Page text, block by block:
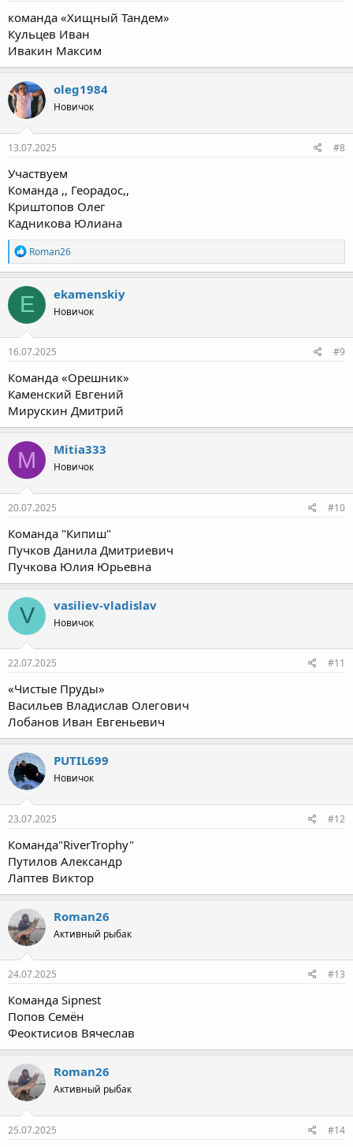
команда «Хищный Тандем»
Кульцев Иван
Ивакин Максим
oleg1984
Новичок
13.07.2025 #8
Участвуем
Команда ,, Георадос,,
Криштопов Олег
Кадникова Юлиана
Р
е
а
к
ц
и
и
:
Roman26
E ekamenskiy
Новичок
16.07.2025 #9
Команда «Орешник»
Каменский Евгений
Мирускин Дмитрий
M Mitia333
Новичок
20.07.2025 #10
Команда "Кипиш"
Пучков Данила Дмитриевич
Пучкова Юлия Юрьевна
V vasiliev-vladislav
Новичок
22.07.2025 #11
«Чистые Пруды»
Васильев Владислав Олегович
Лобанов Иван Евгеньевич
PUTIL699
Новичок
23.07.2025 #12
Команда"RiverTrophy"
Путилов Александр
Лаптев Виктор
Roman26
Активный рыбак
24.07.2025 #13
Команда Sipnest
Попов Семён
Феоктисиов Вячеслав
Roman26
Активный рыбак
25.07.2025 #14